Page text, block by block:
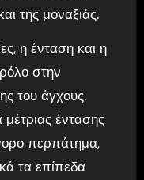
της μοναξιάς.
η ένταση και η
στην
του άγχους.
έντασης
περπάτημα,
τα επίπεδα